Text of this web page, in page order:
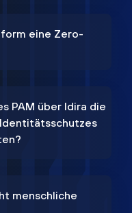
eine Zero-
PAM über Idira die
menschliche